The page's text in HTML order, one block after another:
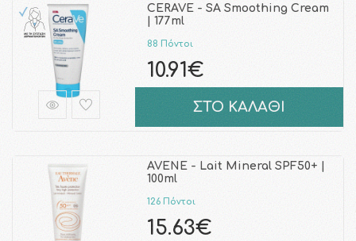
CERAVE - SA Smoothing Cream
| 177ml
88 Πόντοι
10.91€
ΣΤΟ ΚΑΛΑΘΙ
AVENE - Lait Mineral SPF50+ |
100ml
126 Πόντοι
15.63€